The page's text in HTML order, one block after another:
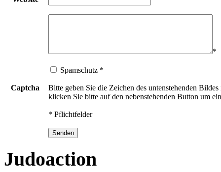
*
Spamschutz *
Captcha
Bitte geben Sie die Zeichen des untenstehenden
klicken Sie bitte auf den nebenstehenden Button um
* Pflichtfelder
Judoaction